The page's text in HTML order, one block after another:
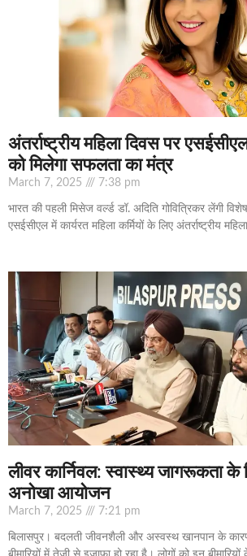
अंतर्राष्ट्रीय महिला दिवस पर
को मिलेगा सफलता का मंत्र
March 7, 2025 7:38 pm
भारत की पहली मिसेज वर्ल्ड डॉ. अदिति गोवित्रिकर लेंगी
एसईसीएल में कार्यरत महिला कर्मियों के लिए अंतर्राष्ट्रीय
लीवर कार्निवल: स्वास्थ्य जागरूकता के
अनोखा आयोजन
March 7, 2025 7:21 pm
बिलासपुर। बदलती जीवनशैली और अस्वस्थ खानपान के